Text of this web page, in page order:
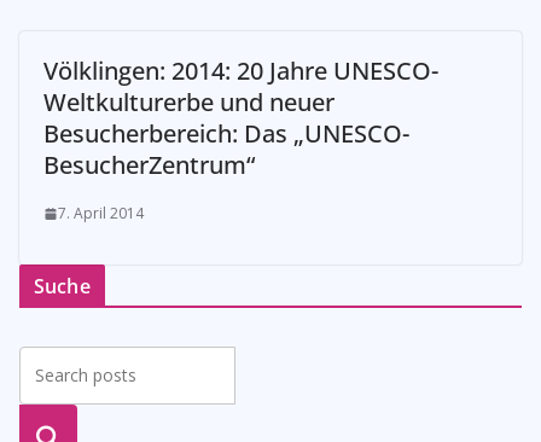
Völklingen: 2014: 20 Jahre UNESCO-
Weltkulturerbe und neuer
Besucherbereich: Das „UNESCO-
BesucherZentrum“
7. April 2014
Suche
suche